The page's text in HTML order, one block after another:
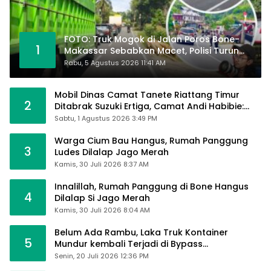
1
FOTO: Truk Mogok di Jalan Poros Bone-
Makassar Sebabkan Macet, Polisi Turun
Tangan
Rabu, 5 Agustus 2026 11:41 AM
2
Mobil Dinas Camat Tanete Riattang Timur
Ditabrak Suzuki Ertiga, Camat Andi Habibie:
Alhamdulillah Saya Baik-Baik Saja
Sabtu, 1 Agustus 2026 3:49 PM
3
Warga Cium Bau Hangus, Rumah Panggung
Ludes Dilalap Jago Merah
Kamis, 30 Juli 2026 8:37 AM
4
Innalillah, Rumah Panggung di Bone Hangus
Dilalap Si Jago Merah
Kamis, 30 Juli 2026 8:04 AM
5
Belum Ada Rambu, Laka Truk Kontainer
Mundur kembali Terjadi di Bypass
Sumpallabbu
Senin, 20 Juli 2026 12:36 PM